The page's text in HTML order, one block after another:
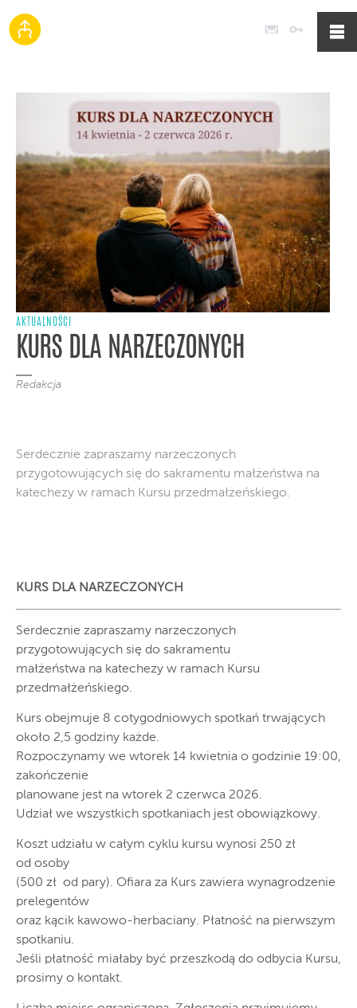
Poczta
AKTUALNOŚCI
KURS DLA NARZECZONYCH
Redakcja
Serdecznie zapraszamy narzeczonych
przygotowujących się do sakramentu małżeństwa na
katechezy w ramach Kursu przedmałżeńskiego.
KURS DLA NARZECZONYCH
Serdecznie zapraszamy narzeczonych
przygotowujących się do sakramentu
małżeństwa na katechezy w ramach Kursu
przedmałżeńskiego.
Kurs obejmuje 8 cotygodniowych spotkań trwających
około 2,5 godziny każde.
Rozpoczynamy we wtorek 14 kwietnia o godzinie 19:00,
zakończenie
planowane jest na wtorek 2 czerwca 2026.
Udział we wszystkich spotkaniach jest obowiązkowy.
Koszt udziału w całym cyklu kursu wynosi 250 zł
od osoby
(500 zł od pary). Ofiara za Kurs zawiera wynagrodzenie
prelegentów
oraz kącik kawowo-herbaciany. Płatność na pierwszym
spotkaniu.
Jeśli płatność miałaby być przeszkodą do odbycia Kursu,
prosimy o kontakt.